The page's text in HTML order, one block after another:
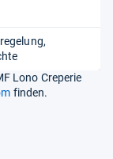
Lono Creperie
finden.